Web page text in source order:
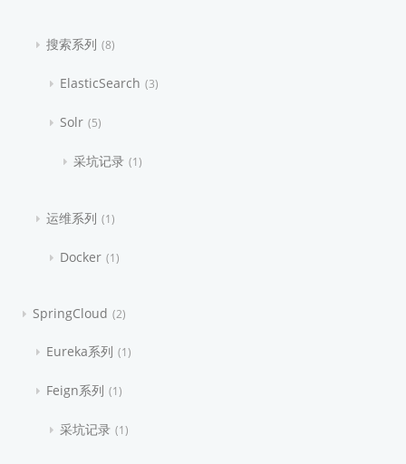
搜索系列 8
ElasticSearch 3
Solr 5
采坑记录 1
运维系列 1
Docker 1
SpringCloud 2
Eureka系列 1
Feign系列 1
采坑记录 1